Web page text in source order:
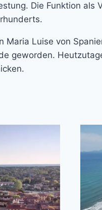
Die Funktion
Luise von
geworden.